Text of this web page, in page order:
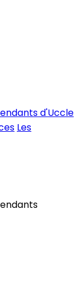
d'Uccle
Les